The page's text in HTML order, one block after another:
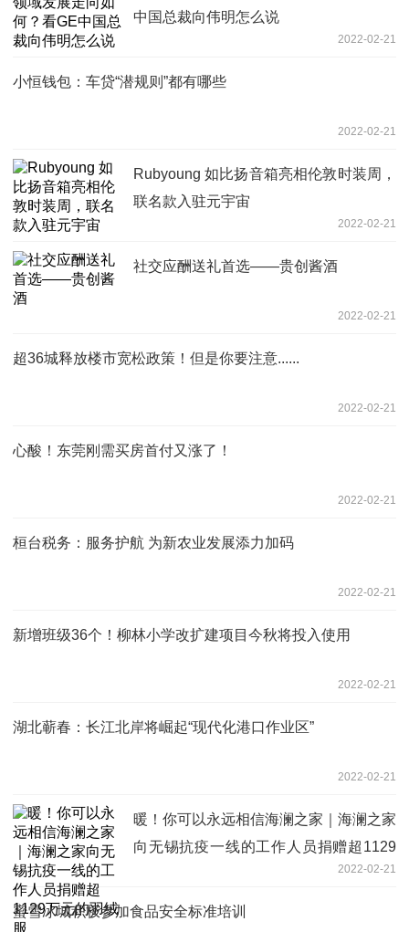
中国总裁向伟明怎么说
2022-02-21
小恒钱包：车贷“潜规则”都有哪些
2022-02-21
Rubyoung 如比扬音箱亮相伦敦时装周，
联名款入驻元宇宙
2022-02-21
社交应酬送礼首选——贵创酱酒
2022-02-21
超36城释放楼市宽松政策！但是你要注意......
2022-02-21
心酸！东莞刚需买房首付又涨了！
2022-02-21
桓台税务：服务护航 为新农业发展添力加码
2022-02-21
新增班级36个！柳林小学改扩建项目今秋将投入使用
2022-02-21
湖北蕲春：长江北岸将崛起“现代化港口作业区”
2022-02-21
暖！你可以永远相信海澜之家｜海澜之家
向无锡抗疫一线的工作人员捐赠超1129
2022-02-21
蜜雪冰城积极参加食品安全标准培训